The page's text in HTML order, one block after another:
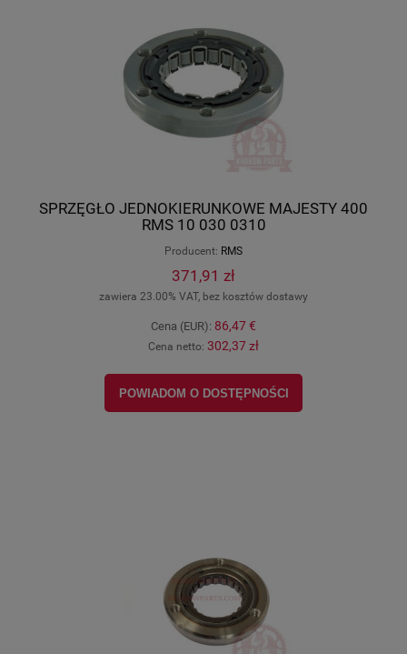
SPRZĘGŁO JEDNOKIERUNKOWE MAJESTY 400
RMS 10 030 0310
Producent: RMS
371,91 zł
zawiera 23.00% VAT, bez kosztów dostawy
Cena (EUR): 86,47 €
Cena netto: 302,37 zł
POWIADOM O DOSTĘPNOŚCI